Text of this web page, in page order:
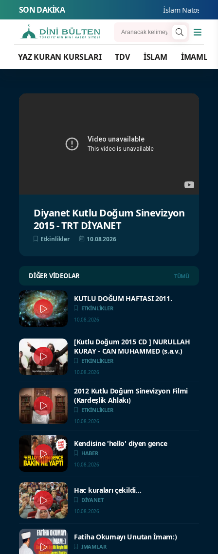
SON DAKİKA İslam Natosu
YAZ KURAN KURSLARI TDV İSLAM İMAMLAR
Diyanet Kutlu Doğum Sinevizyon
2015 - TRT DİYANET
Etkinlikler 10.08.2026
DIĞER VIDEOLAR TÜMÜ
KUTLU DOĞUM HAFTASI 2011.
ETKINLIKLER
10.08.2026
[Kutlu Doğum 2015 CD ] NURULLAH
KURAY - CAN MUHAMMED (s.a.v.)
ETKINLIKLER
10.08.2026
2012 Kutlu Doğum Sinevizyon Filmi
(Kardeşlik Ahlakı)
ETKINLIKLER
10.08.2026
Kendisine 'hello' diyen gence
HABER
10.08.2026
Hac kuraları çekildi…
DİYANET
10.08.2026
Fatiha Okumayı Unutan İmam:)
İMAMLAR